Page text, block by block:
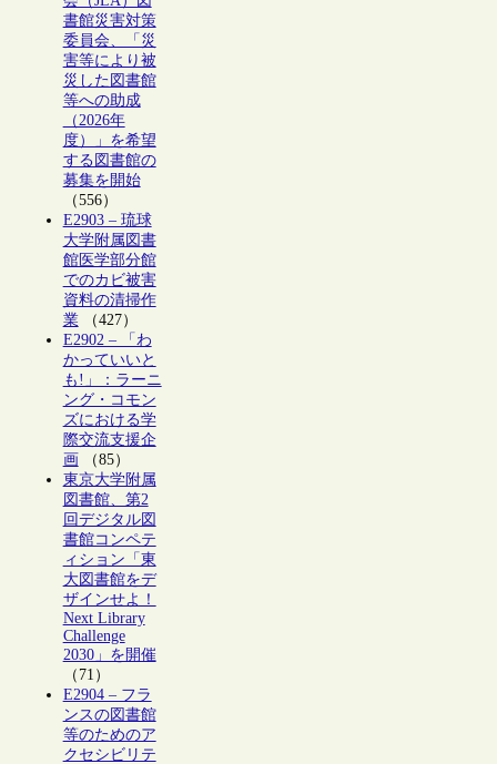
書館災害対策
委員会、「災
害等により被
災した図書館
等への助成
（2026年
度）」を希望
する図書館の
募集を開始
（556）
E2903 – 琉球
大学附属図書
館医学部分館
でのカビ被害
資料の清掃作
業（427）
E2902 – 「わ
かっていいと
も!」：ラーニ
ング・コモン
ズにおける学
際交流支援企
画（85）
東京大学附属
図書館、第2
回デジタル図
書館コンペテ
ィション「東
大図書館をデ
ザインせよ！
Next Library
Challenge
2030」を開催
（71）
E2904 – フラ
ンスの図書館
等のためのア
クセシビリテ